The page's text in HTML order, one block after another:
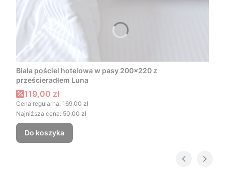
Biała pościel hotelowa w pasy 200x220 z
prześcieradłem Luna
Cena promocyjna
119,00 zł
Cena regularna: 169,00 zł
Najniższa cena: 50,00 zł
Do koszyka